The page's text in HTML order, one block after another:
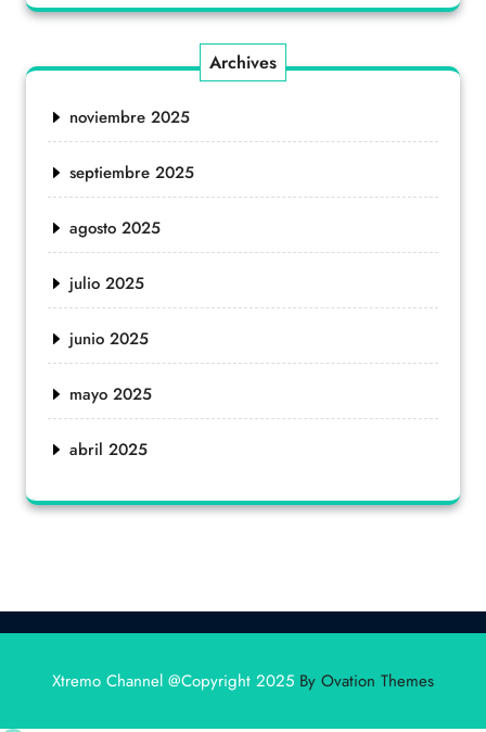
Archives
noviembre 2025
septiembre 2025
agosto 2025
julio 2025
junio 2025
mayo 2025
abril 2025
Xtremo Channel @Copyright 2025 By Ovation Themes